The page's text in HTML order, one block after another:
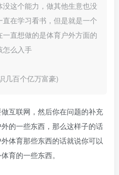
这个能力，做其他生意也没
在学习看书，但是就是一个
直想做的是体育户外方面的
怎么入手
几百个亿万富豪)
互联网，然后你在问题的补充
的一些东西，那么这样子的话
体育那些东西的话就说你可以
育的一些东西。